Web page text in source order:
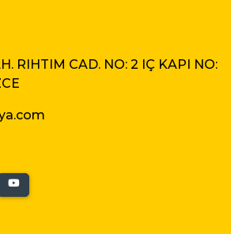
RIHTIM CAD. NO: 2 IÇ KAPI NO: